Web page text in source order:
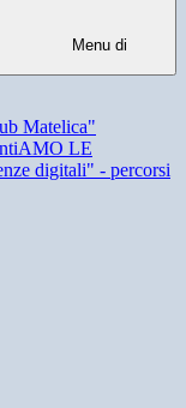
Menu di
Matelica"
LE
digitali" - percorsi